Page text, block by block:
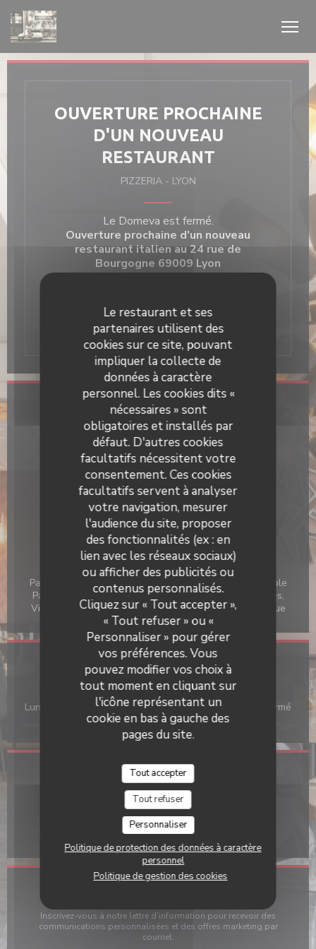
Personnalisation de vos choix en matière de cookies
Le restaurant et ses
partenaires utilisent des
cookies sur ce site, pouvant
impliquer la collecte de
données à caractère
personnel. Les cookies dits «
nécessaires » sont
obligatoires et installés par
défaut. D'autres cookies
facultatifs nécessitent votre
consentement. Ces cookies
facultatifs servent à analyser
votre navigation, mesurer
l'audience du site, proposer
des fonctionnalités (ex : en
lien avec les réseaux sociaux)
ou afficher des publicités ou
contenus personnalisés.
Cliquez sur « Tout accepter »,
« Tout refuser » ou «
Personnaliser » pour gérer
vos préférences. Vous
pouvez modifier vos choix à
tout moment en cliquant sur
l'icône représentant un
cookie en bas à gauche des
pages du site.
Tout accepter
Tout refuser
Personnaliser
Politique de protection des données à caractère
personnel
Politique de gestion des cookies
OUVERTURE PROCHAINE
D'UN NOUVEAU
RESTAURANT
PIZZERIA - LYON
Le Domeva est fermé.
Ouverture prochaine d'un nouveau
restaurant italien au 24 rue de
Bourgogne 69009 Lyon
l'ouverture :)
Ciao, ci vediamo.
Infos pratiques
Cuisine
Italienne, Fait maison, Produits frais
Type de restaurant
Pizzeria
Services
Climatisation, Privatisation, Terrasse
Moyens de paiement
Paiement mobile, Sans Contact, Ticket Restaurant, Apple
Pay, Paiement Sans Contact, Titres restaurant, Espèces,
Visa, Chèques Vacances, American Express, Carte Bleue
Horaires
Lun Fermé
Adresse
24 RUE DE BOURGOGNE 69009 LYON
((ouvre une
04 72 85 02 86
Inscrivez-vous à notre lettre d'information pour recevoir des
communications personnalisées et des offres marketing par
courriel.